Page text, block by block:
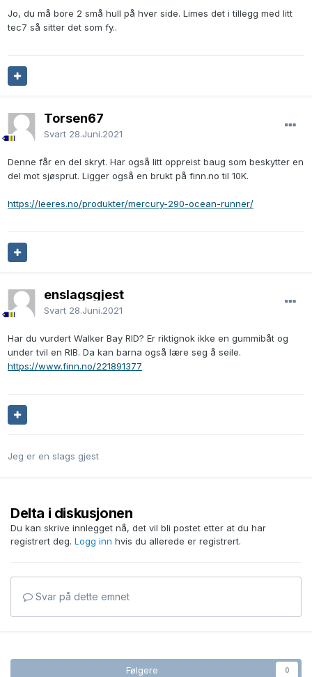
Jo, du må bore 2 små hull på hver side. Limes det i tillegg med litt
tec7 så sitter det som fy..
Torsen67
Svart 28.Juni.2021
Denne får en del skryt. Har også litt oppreist baug som beskytter en
del mot sjøsprut. Ligger også en brukt på finn.no til 10K.
https://leeres.no/produkter/mercury-290-ocean-runner/
enslagsgjest
Svart 28.Juni.2021
Har du vurdert Walker Bay RID? Er riktignok ikke en gummibåt og
under tvil en RIB. Da kan barna også lære seg å seile.
https://www.finn.no/221891377
Jeg er en slags gjest
Delta i diskusjonen
Du kan skrive innlegget nå, det vil bli postet etter at du har
registrert deg. Logg inn hvis du allerede er registrert.
Svar på dette emnet
Følgere 0